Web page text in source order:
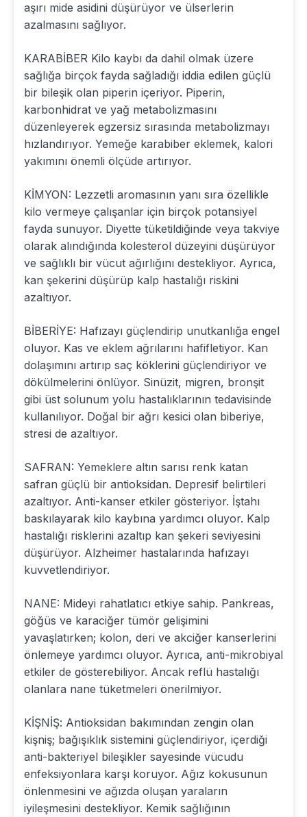
aşırı mide asidini düşürüyor ve ülserlerin
azalmasını sağlıyor.
KARABİBER Kilo kaybı da dahil olmak üzere
sağlığa birçok fayda sağladığı iddia edilen güçlü
bir bileşik olan piperin içeriyor. Piperin,
karbonhidrat ve yağ metabolizmasını
düzenleyerek egzersiz sırasında metabolizmayı
hızlandırıyor. Yemeğe karabiber eklemek, kalori
yakımını önemli ölçüde artırıyor.
KİMYON: Lezzetli aromasının yanı sıra özellikle
kilo vermeye çalışanlar için birçok potansiyel
fayda sunuyor. Diyette tüketildiğinde veya takviye
olarak alındığında kolesterol düzeyini düşürüyor
ve sağlıklı bir vücut ağırlığını destekliyor. Ayrıca,
kan şekerini düşürüp kalp hastalığı riskini
azaltıyor.
BİBERİYE: Hafızayı güçlendirip unutkanlığa engel
oluyor. Kas ve eklem ağrılarını hafifletiyor. Kan
dolaşımını artırıp saç köklerini güçlendiriyor ve
dökülmelerini önlüyor. Sinüzit, migren, bronşit
gibi üst solunum yolu hastalıklarının tedavisinde
kullanılıyor. Doğal bir ağrı kesici olan biberiye,
stresi de azaltıyor.
SAFRAN: Yemeklere altın sarısı renk katan
safran güçlü bir antioksidan. Depresif belirtileri
azaltıyor. Anti-kanser etkiler gösteriyor. İştahı
baskılayarak kilo kaybına yardımcı oluyor. Kalp
hastalığı risklerini azaltıp kan şekeri seviyesini
düşürüyor. Alzheimer hastalarında hafızayı
kuvvetlendiriyor.
NANE: Mideyi rahatlatıcı etkiye sahip. Pankreas,
göğüs ve karaciğer tümör gelişimini
yavaşlatırken; kolon, deri ve akciğer kanserlerini
önlemeye yardımcı oluyor. Ayrıca, anti-mikrobiyal
etkiler de gösterebiliyor. Ancak reflü hastalığı
olanlara nane tüketmeleri önerilmiyor.
KİŞNİŞ: Antioksidan bakımından zengin olan
kişniş; bağışıklık sistemini güçlendiriyor, içerdiği
anti-bakteriyel bileşikler sayesinde vücudu
enfeksiyonlara karşı koruyor. Ağız kokusunun
önlenmesini ve ağızda oluşan yaraların
iyileşmesini destekliyor. Kemik sağlığının